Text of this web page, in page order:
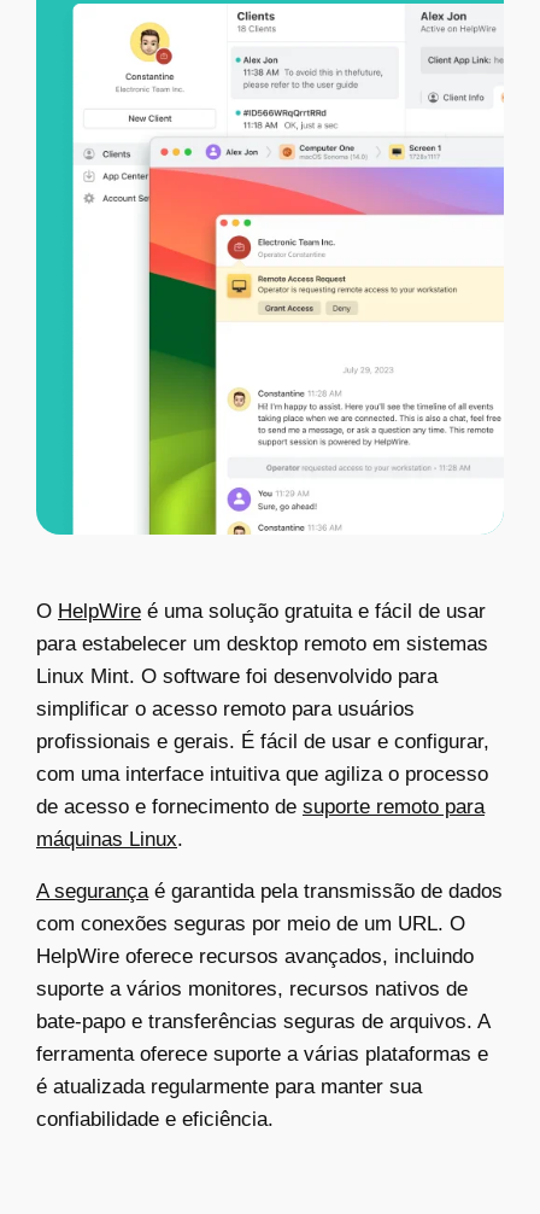
O HelpWire é uma solução gratuita e fácil de usar
para estabelecer um desktop remoto em sistemas
Linux Mint. O software foi desenvolvido para
simplificar o acesso remoto para usuários
profissionais e gerais. É fácil de usar e configurar,
com uma interface intuitiva que agiliza o processo
de acesso e fornecimento de suporte remoto para
máquinas Linux.
A segurança é garantida pela transmissão de dados
com conexões seguras por meio de um URL. O
HelpWire oferece recursos avançados, incluindo
suporte a vários monitores, recursos nativos de
bate-papo e transferências seguras de arquivos. A
ferramenta oferece suporte a várias plataformas e
é atualizada regularmente para manter sua
confiabilidade e eficiência.